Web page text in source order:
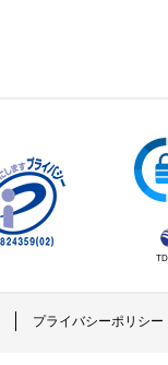
プライバシーポリシー